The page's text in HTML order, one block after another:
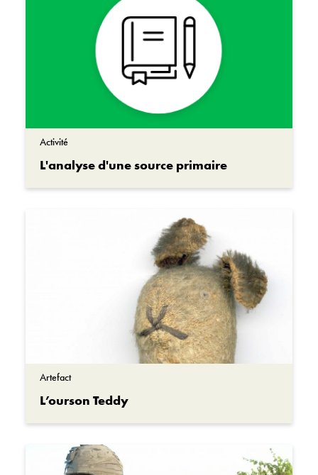
Activité
L'analyse d'une source primaire
Artefact
L’ourson Teddy